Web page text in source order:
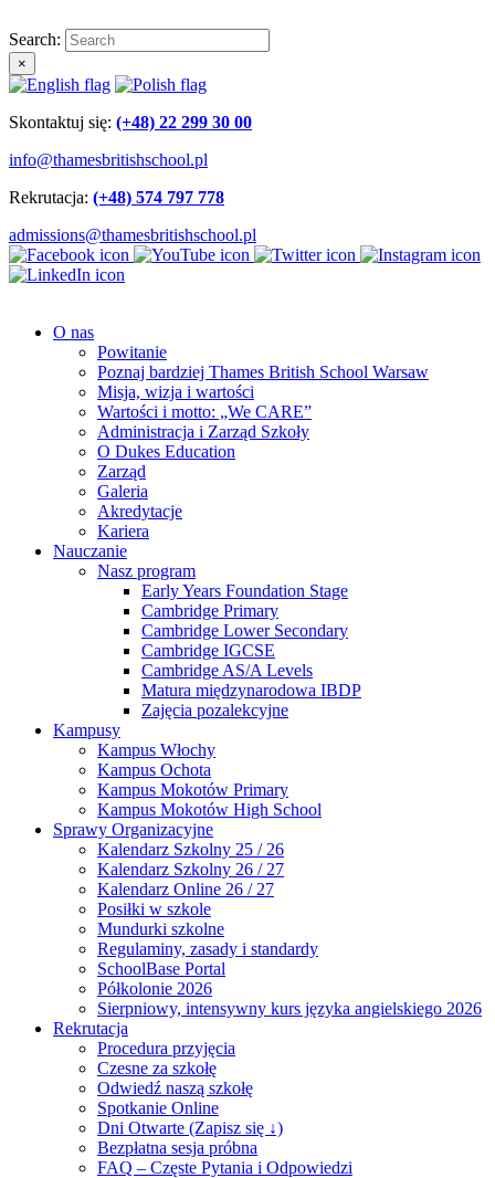
Search:
×
Skontaktuj się: (+48) 22 299 30 00
info@thamesbritishschool.pl
Rekrutacja: (+48) 574 797 778
admissions@thamesbritishschool.pl
O nas
Powitanie
Poznaj bardziej Thames British School Warsaw
Misja, wizja i wartości
Wartości i motto: „We CARE”
Administracja i Zarząd Szkoły
O Dukes Education
Zarząd
Galeria
Akredytacje
Kariera
Nauczanie
Nasz program
Early Years Foundation Stage
Cambridge Primary
Cambridge Lower Secondary
Cambridge IGCSE
Cambridge AS/A Levels
Matura międzynarodowa IBDP
Zajęcia pozalekcyjne
Kampusy
Kampus Włochy
Kampus Ochota
Kampus Mokotów Primary
Kampus Mokotów High School
Sprawy Organizacyjne
Kalendarz Szkolny 25 / 26
Kalendarz Szkolny 26 / 27
Kalendarz Online 26 / 27
Posiłki w szkole
Mundurki szkolne
Regulaminy, zasady i standardy
SchoolBase Portal
Półkolonie 2026
Sierpniowy, intensywny kurs języka angielskiego 2026
Rekrutacja
Procedura przyjęcia
Czesne za szkołę
Odwiedź naszą szkołę
Spotkanie Online
Dni Otwarte (Zapisz się ↓)
Bezpłatna sesja próbna
FAQ – Częste Pytania i Odpowiedzi